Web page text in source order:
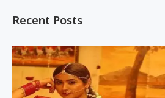
Recent Posts